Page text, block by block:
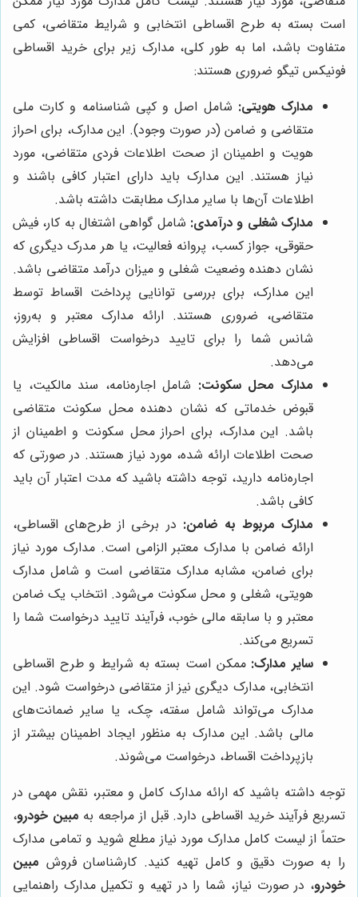
است بسته به طرح اقساطی انتخابی و شرایط متقاضی، کمی
متفاوت باشد، اما به طور کلی، مدارک زیر برای خرید اقساطی
فونیکس تیگو ضروری هستند:
مدارک هویتی: شامل اصل و کپی شناسنامه و کارت ملی
متقاضی و ضامن (در صورت وجود). این مدارک، برای احراز
هویت و اطمینان از صحت اطلاعات فردی متقاضی، مورد
نیاز هستند. این مدارک باید دارای اعتبار کافی باشند و
اطلاعات آن‌ها با سایر مدارک مطابقت داشته باشد.
مدارک شغلی و درآمدی: شامل گواهی اشتغال به کار، فیش
حقوقی، جواز کسب، پروانه فعالیت، یا هر مدرک دیگری که
نشان دهنده وضعیت شغلی و میزان درآمد متقاضی باشد.
این مدارک، برای بررسی توانایی پرداخت اقساط توسط
متقاضی، ضروری هستند. ارائه مدارک معتبر و به‌روز،
شانس شما را برای تایید درخواست اقساطی افزایش
می‌دهد.
مدارک محل سکونت: شامل اجاره‌نامه، سند مالکیت، یا
قبوض خدماتی که نشان دهنده محل سکونت متقاضی
باشد. این مدارک، برای احراز محل سکونت و اطمینان از
صحت اطلاعات ارائه شده، مورد نیاز هستند. در صورتی که
اجاره‌نامه دارید، توجه داشته باشید که مدت اعتبار آن باید
کافی باشد.
مدارک مربوط به ضامن: در برخی از طرح‌های اقساطی،
ارائه ضامن با مدارک معتبر الزامی است. مدارک مورد نیاز
برای ضامن، مشابه مدارک متقاضی است و شامل مدارک
هویتی، شغلی و محل سکونت می‌شود. انتخاب یک ضامن
معتبر و با سابقه مالی خوب، فرآیند تایید درخواست شما را
تسریع می‌کند.
سایر مدارک: ممکن است بسته به شرایط و طرح اقساطی
انتخابی، مدارک دیگری نیز از متقاضی درخواست شود. این
مدارک می‌تواند شامل سفته، چک، یا سایر ضمانت‌های
مالی باشد. این مدارک به منظور ایجاد اطمینان بیشتر از
بازپرداخت اقساط، درخواست می‌شوند.
توجه داشته باشید که ارائه مدارک کامل و معتبر، نقش مهمی در
تسریع فرآیند خرید اقساطی دارد. قبل از مراجعه به مبین خودرو،
حتماً از لیست کامل مدارک مورد نیاز مطلع شوید و تمامی مدارک
را به صورت دقیق و کامل تهیه کنید. کارشناسان فروش مبین
خودرو، در صورت نیاز، شما را در تهیه و تکمیل مدارک راهنمایی